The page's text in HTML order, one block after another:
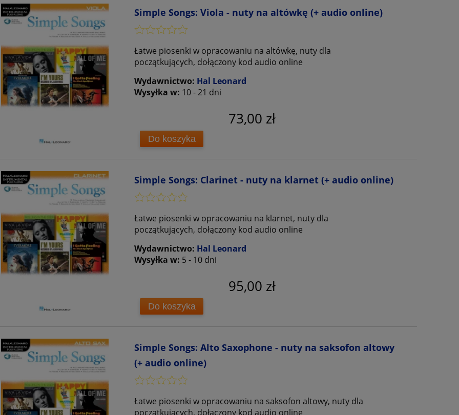
Simple Songs: Viola - nuty na altówkę (+ audio online)
Łatwe piosenki w opracowaniu na altówkę, nuty dla
początkujących, dołączony kod audio online
Wydawnictwo: Hal Leonard
Wysyłka w: 10 - 21 dni
73,00 zł
Do koszyka
Simple Songs: Clarinet - nuty na klarnet (+ audio online)
Łatwe piosenki w opracowaniu na klarnet, nuty dla
początkujących, dołączony kod audio online
Wydawnictwo: Hal Leonard
Wysyłka w: 5 - 10 dni
95,00 zł
Do koszyka
Simple Songs: Alto Saxophone - nuty na saksofon altowy
(+ audio online)
Łatwe piosenki w opracowaniu na saksofon altowy, nuty dla
początkujących, dołączony kod audio online